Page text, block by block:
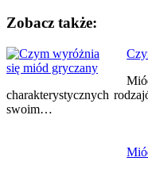
Zobacz także:
charakterystycznych
swoim…
Nawigacja
wpisu